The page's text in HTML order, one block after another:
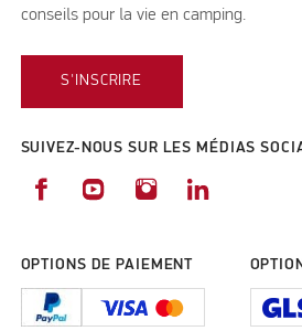
conseils pour la vie en camping.
S'INSCRIRE
SUIVEZ-NOUS SUR LES MÉDIAS
OPTIONS DE PAIEMENT